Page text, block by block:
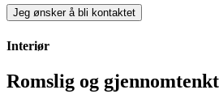
Jeg ønsker å bli kontaktet
Interiør
Romslig og